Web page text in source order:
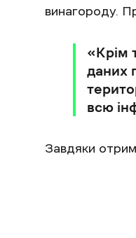
винагороду.
«Крім
даних
всю
Завдяки